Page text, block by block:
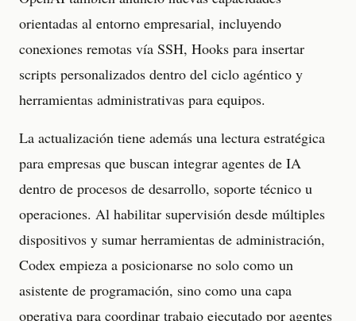
orientadas al entorno empresarial, incluyendo
conexiones remotas vía SSH, Hooks para insertar
scripts personalizados dentro del ciclo agéntico y
herramientas administrativas para equipos.
La actualización tiene además una lectura estratégica
para empresas que buscan integrar agentes de IA
dentro de procesos de desarrollo, soporte técnico u
operaciones. Al habilitar supervisión desde múltiples
dispositivos y sumar herramientas de administración,
Codex empieza a posicionarse no solo como un
asistente de programación, sino como una capa
operativa para coordinar trabajo ejecutado por agentes